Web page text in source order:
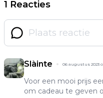
1 Reacties
Slàinte 06 augustus 2023
Voor een mooi prijs
om cadeau te geven